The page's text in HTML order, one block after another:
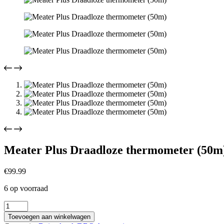
Meater Plus Draadloze thermometer
€99.99
6 op voorraad
Meater
Plus
Toevoegen aan winkelwagen